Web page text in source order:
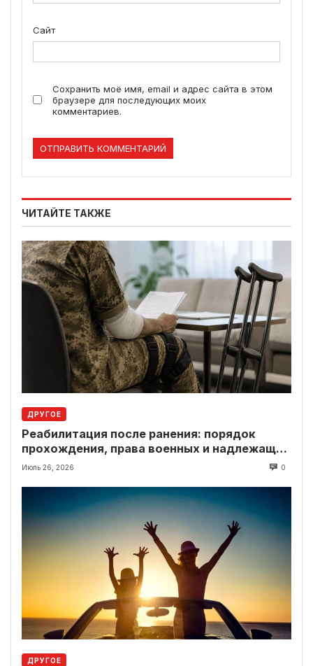
Сайт
Сохранить моё имя, email и адрес сайта в этом
браузере для последующих моих
комментариев.
ЧИТАЙТЕ ТАКЖЕ
ДРУГОЕ
Реабилитация после ранения: порядок
прохождения, права военных и надлежащие
выплаты
Июль 26, 2026 0
ДРУГОЕ